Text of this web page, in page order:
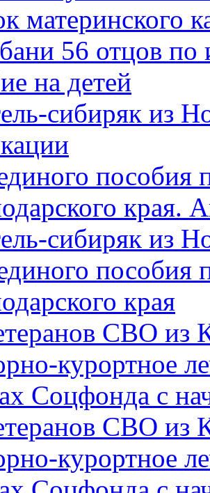
материнского
56 отцов по
на детей
сибиряк из
пособия
края.
сибиряк из
пособия
края
СВО из
курортное
Соцфонда с
СВО из
курортное